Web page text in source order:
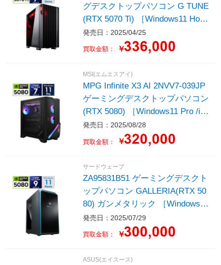
グデスクトップパソコン G TUNE
(RTX 5070 Ti) ［Windows11 Hom
e /intel Core Ultra 7 /メモリ：64G
B /SSD：4TB /Officeソフト無
発売日：2025/04/25
買取金額： ￥
MSI(エムエスアイ)
MPG Infinite X3 AI 2NVV7-039JP
ゲーミングデスクトップパソコン
(RTX 5080) ［Windows11 Pro /int
el Core Ultra 7 /メモリ：32GB /S
SD：1TB /Officeソフト無し /202
発売日：2025/08/28
買取金額： ￥
サードウェーブ
ZA95831B51 ゲーミングデスクト
ップパソコン GALLERIA(RTX 50
80) ガンメタリック ［Windows11
Home /intel Core Ultra 9 /メモ
リ：32GB /SSD：1TB /Officeソ
発売日：2025/07/29
買取金額： ￥
ASUS(エイスース)